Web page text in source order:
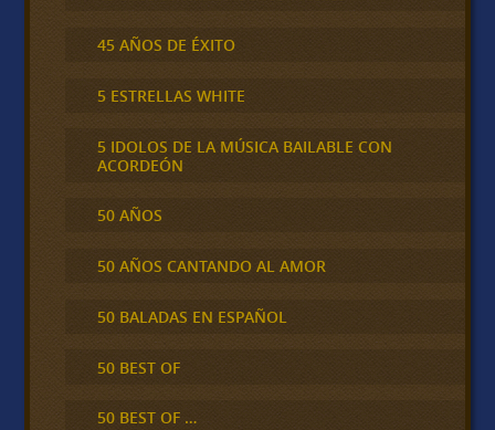
45 AÑOS DE ÉXITO
5 ESTRELLAS WHITE
5 IDOLOS DE LA MÚSICA BAILABLE CON
ACORDEÓN
50 AÑOS
50 AÑOS CANTANDO AL AMOR
50 BALADAS EN ESPAÑOL
50 BEST OF
50 BEST OF …